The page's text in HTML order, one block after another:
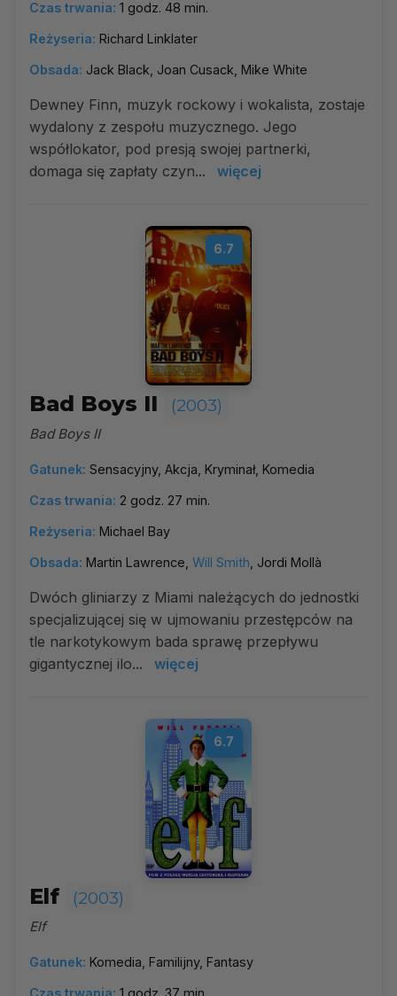
Czas trwania: 1 godz. 48 min.
Reżyseria: Richard Linklater
Obsada: Jack Black, Joan Cusack, Mike White
Dewney Finn, muzyk rockowy i wokalista, zostaje
wydalony z zespołu muzycznego. Jego
współlokator, pod presją swojej partnerki,
domaga się zapłaty czyn...
więcej
6.7
Bad Boys II (2003)
Bad Boys II
Gatunek: Sensacyjny, Akcja, Kryminał, Komedia
Czas trwania: 2 godz. 27 min.
Reżyseria: Michael Bay
Obsada: Martin Lawrence, Will Smith , Jordi Mollà
Dwóch gliniarzy z Miami należących do jednostki
specjalizującej się w ujmowaniu przestępców na
tle narkotykowym bada sprawę przepływu
gigantycznej ilo...
więcej
6.7
Elf (2003)
Elf
Gatunek: Komedia, Familijny, Fantasy
Czas trwania: 1 godz. 37 min.